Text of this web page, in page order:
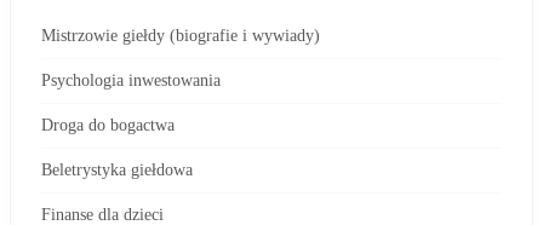
Mistrzowie giełdy (biografie i wywiady)
Psychologia inwestowania
Droga do bogactwa
Beletrystyka giełdowa
Finanse dla dzieci